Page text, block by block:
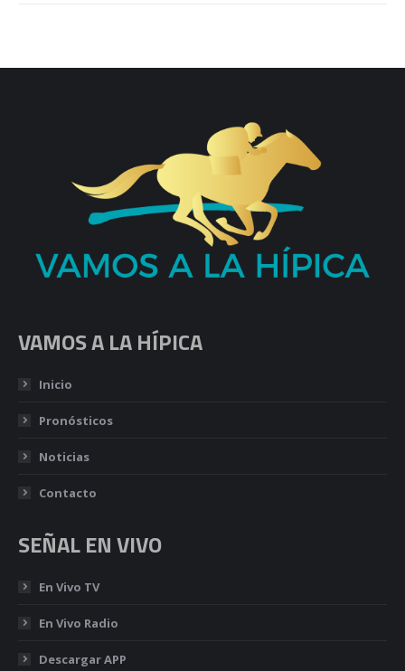
VAMOS A LA HÍPICA
Inicio
Pronósticos
Noticias
Contacto
SEÑAL EN VIVO
En Vivo TV
En Vivo Radio
Descargar APP